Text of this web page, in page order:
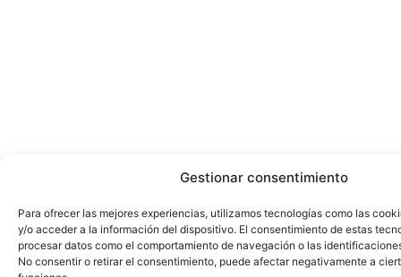
Gestionar consentimiento
Para ofrecer las mejores experiencias, utilizamos tecnologías como las
y/o acceder a la información del dispositivo. El consentimiento de estas
procesar datos como el comportamiento de navegación o las
No consentir o retirar el consentimiento, puede afectar negativamente a